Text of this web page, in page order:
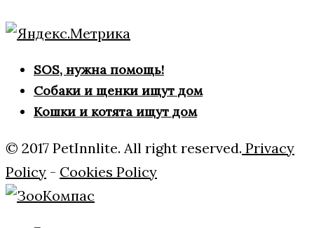
SOS, нужна помощь!
Собаки и щенки ищут дом
Кошки и котята ищут дом
© 2017 PetInnlite. All right reserved. Privacy
Policy - Cookies Policy